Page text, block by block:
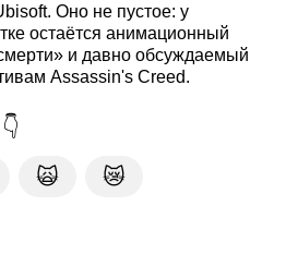
Оно не пустое: у
остаётся анимационный
и давно обсуждаемый
Assassin's Creed.
🙀 😿